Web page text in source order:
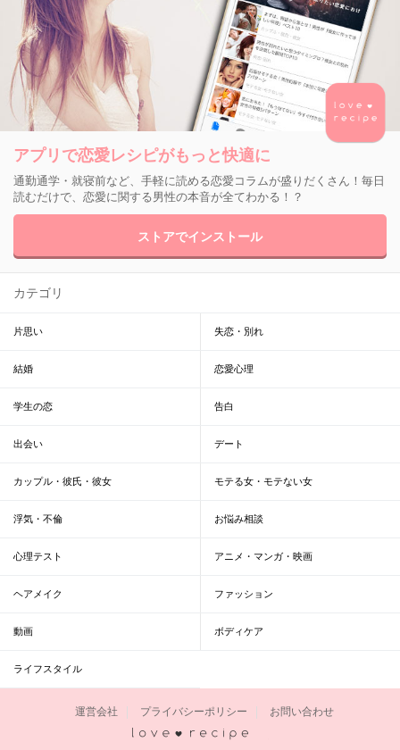
アプリで恋愛レシピがもっと快適に
通勤通学・就寝前など、手軽に読める恋愛コラムが盛りだくさん！毎日
読むだけで、恋愛に関する男性の本音が全てわかる！？
ストアでインストール
カテゴリ
片思い 失恋・別れ
結婚 恋愛心理
学生の恋 告白
出会い デート
カップル・彼氏・彼女 モテる女・モテない女
浮気・不倫 お悩み相談
心理テスト アニメ・マンガ・映画
ヘアメイク ファッション
動画 ボディケア
ライフスタイル
運営会社 プライバシーポリシー お問い合わせ